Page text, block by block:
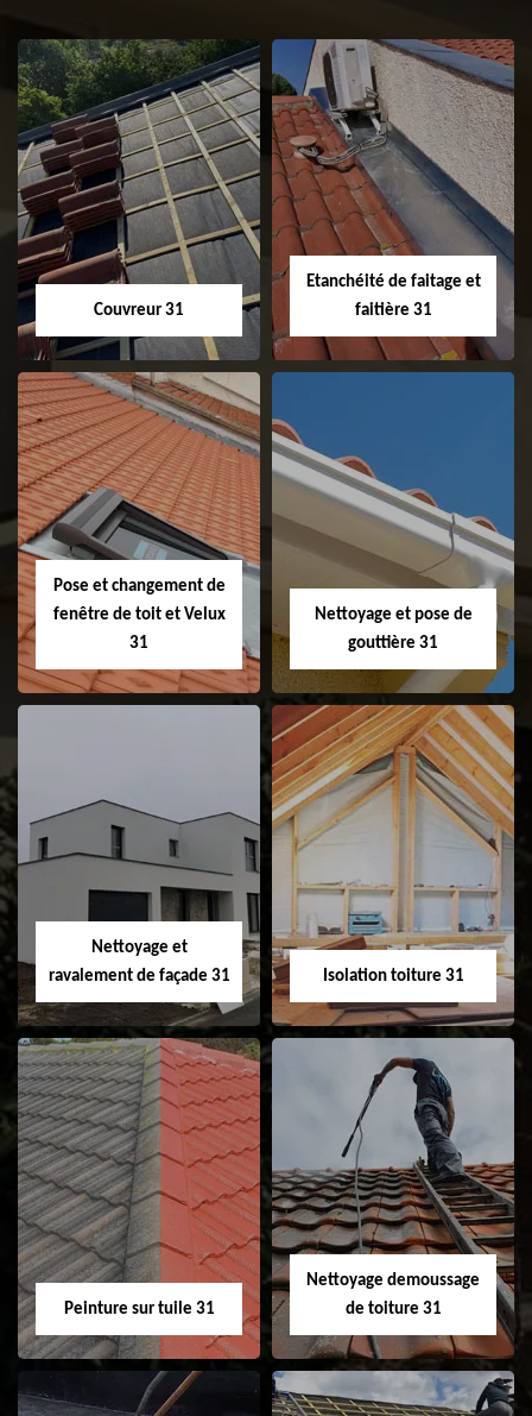
Couvreur 31
Couvreur 31
Etanchéité de faitage et
faitière 31
Etanchéité de
faitage et faitière
31
Pose et changement de
fenêtre de toit et Velux
31
Pose et
changement de
fenêtre de toit et
Velux 31
Nettoyage et pose de
gouttière 31
Nettoyage et pose
Nettoyage et
ravalement de façade 31
Nettoyage et
ravalement de
façade 31
Isolation toiture 31
Isolation toiture 31
Peinture sur tuile 31
Nettoyage demoussage
de toiture 31